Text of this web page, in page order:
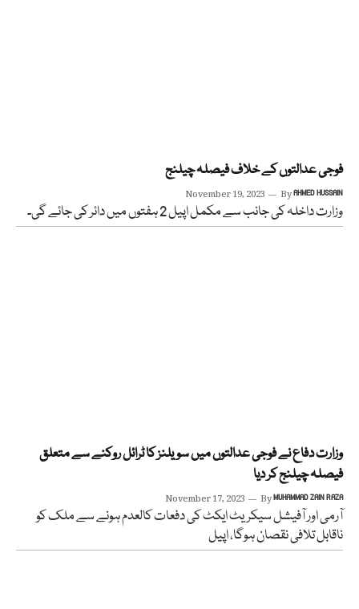
فوجی عدالتوں کے خلاف فیصلہ چیلنج
November 19, 2023 ByAHMED HUSSAIN
وزارت داخلہ کی جانب سے مکمل اپیل 2 ہفتوں میں دائر کی جائے گی۔
وزارت دفاع نے فوجی عدالتوں میں سویلنز کا ٹرائل روکنے سے متعلق
فیصلہ چیلنج کر دیا
November 17, 2023 ByMUHAMMAD ZAIN RAZA
آرمی اور آفیشل سیکریٹ ایکٹ کی دفعات کالعدم ہونے سے ملک کو
ناقابل تلافی نقصان ہوگا، اپیل